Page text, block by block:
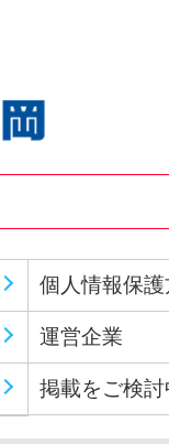
個人情報保
運営企業
掲載をご検